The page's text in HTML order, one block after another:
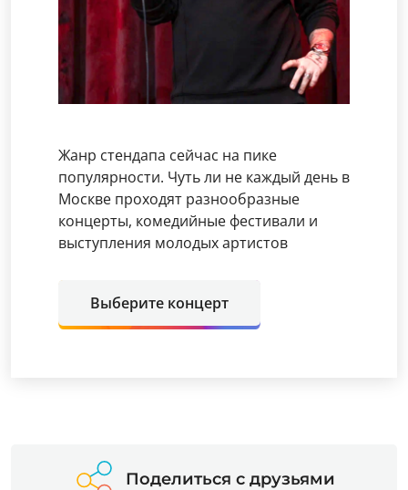
Жанр стендапа сейчас на пике
популярности. Чуть ли не каждый день в
Москве проходят разнообразные
концерты, комедийные фестивали и
выступления молодых артистов
Выберите концерт
Поделиться с друзьями